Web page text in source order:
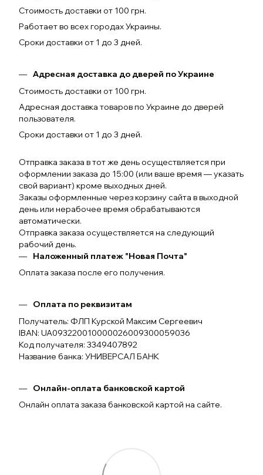
Стоимость доставки от 100 грн.
Работает во всех городах Украины.
Сроки доставки от 1 до 3 дней.
Адресная доставка до дверей по Украине
Стоимость доставки от 100 грн.
Адресная доставка товаров по Украине до дверей
пользователя.
Сроки доставки от 1 до 3 дней.
Отправка заказа в тот же день осуществляется при
оформлении заказа до 15:00 (или ваше время — указать
свой вариант) кроме выходных дней.
Заказы оформленные через корзину сайта в выходной
день или нерабочее время обрабатываются
автоматически.
Отправка заказа осуществляется на следующий
рабочий день.
Наложенный платеж "Новая Почта"
Оплата заказа после его получения.
Оплата по реквизитам
Получатель: ФЛП Курской Максим Сергеевич
IBAN: UA093220010000026009300059036
Код получателя: 3349407892
Название банка: УНИВЕРСАЛ БАНК
Онлайн-оплата банковской картой
Онлайн оплата заказа банковской картой на сайте.